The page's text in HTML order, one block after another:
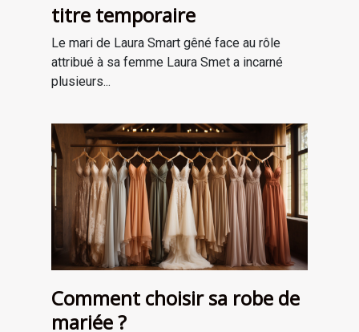
titre temporaire
Le mari de Laura Smart gêné face au rôle
attribué à sa femme Laura Smet a incarné
plusieurs...
Comment choisir sa robe de
mariée ?